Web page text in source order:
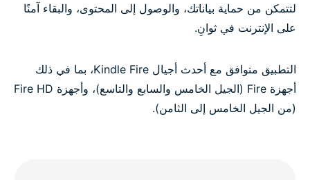
لتتمكن من حماية بياناتك، والوصول إلى المحتوى، والبقاء آمنًا
على الإنترنت في ثوانِ.
التطبيق متوافق مع أحدث أجيال Kindle Fire، بما في ذلك
أجهزة Fire (الجيل الخامس والسابع والتاسع)، وأجهزة Fire HD
(من الجيل الخامس إلى الثامن).